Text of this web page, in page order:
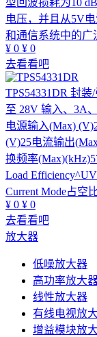
型回波损耗为10
电压，并且从5V
和通信系统中的广
¥ 0 ¥ 0
去看看吧
TPS54331DR 封装/
至 28V 输入、3A
电源输入(Max)
(V)25电流输出
换频率
Load
Current Mode占空
¥ 0 ¥ 0
去看看吧
放大器
低噪放大器
高功率放大
线性放大器
有线电视放
增益模块放